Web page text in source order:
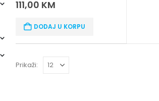
111,00 KM
DODAJ U KORPU
Prikaži: